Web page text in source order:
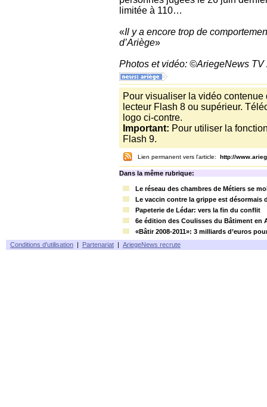
limitée à 110…
«Il y a encore trop de
d’Ariège»
Photos et vidéo: ©AriegeNews TV
Pour visualiser la vidéo
lecteur Flash 8 ou supérieur.
logo ci-contre.
Important: Pour utiliser la
Flash 9.
Lien permanent vers l'article: http://
Dans la même rubrique:
Le réseau des chambres de Métiers se
Le vaccin contre la grippe est désormais
Papeterie de Lédar: vers la fin du conflit
6e édition des Coulisses du Bâtiment en
«Bâtir 2008-2011»: 3 milliards d’euros
Conditions d'utilisation | Partenariat | AriegeNews recrute